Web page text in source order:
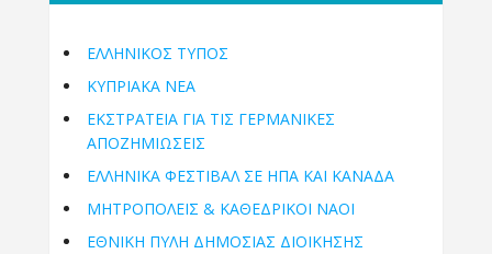
ΕΛΛΗΝΙΚΟΣ ΤΥΠΟΣ
ΚΥΠΡΙΑΚΑ ΝΕΑ
ΕΚΣΤΡΑΤΕΙΑ ΓΙΑ ΤΙΣ ΓΕΡΜΑΝΙΚΕΣ
ΑΠΟΖΗΜΙΩΣΕΙΣ
ΕΛΛΗΝΙΚΆ ΦΕΣΤΙΒΆΛ ΣΕ ΗΠΑ ΚΑΙ ΚΑΝΑΔΑ
ΜΗΤΡΟΠΌΛΕΙΣ & ΚΑΘΕΔΡΙΚΟΊ ΝΑΟΊ
ΕΘΝΙΚΉ ΠΎΛΗ ΔΗΜΌΣΙΑΣ ΔΙΟΊΚΗΣΗΣ